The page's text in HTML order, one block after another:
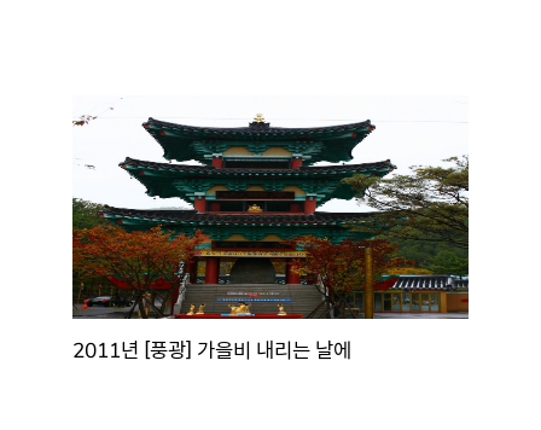
2011년 [풍광] 가을비 내리는 날에